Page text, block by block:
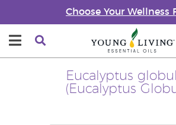
Choose Your Wellness
Eucalyptus
(Eucalyptus